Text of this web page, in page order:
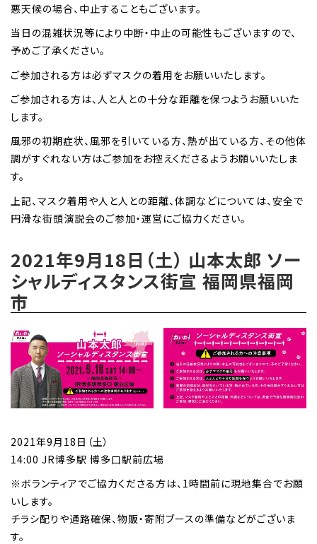
悪天候の場合、中止することもございます。
当日の混雑状況等により中断・中止の可能性もございますので、
予めご了承ください。
ご参加される方は必ずマスクの着用をお願いいたします。
ご参加される方は、人と人との十分な距離を保つようお願いいた
します。
風邪の初期症状、風邪を引いている方、熱が出ている方、その他体
調がすぐれない方はご参加をお控えくださるようお願いいたしま
す。
上記、マスク着用や人と人との距離、体調などについては、安全で
円滑な街頭演説会のご参加・運営にご協力ください。
2021年9月18日（土） 山本太郎 ソー
シャルディスタンス街宣 福岡県福岡
市
2021年9月18日（土）
14:00 JR博多駅 博多口駅前広場
※ボランティアでご協力くださる方は、1時間前に現地集合でお願
いします。
チラシ配りや通路確保、物販・寄附ブースの準備などがございま
す。